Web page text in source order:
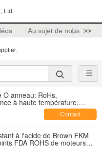
Ltd.
Au sujet de nous >>
O anneau: RoHs,
à haute température,
résistance à l'huileContact
à l'acide de Brown FKM
FDA ROHS de moteurs